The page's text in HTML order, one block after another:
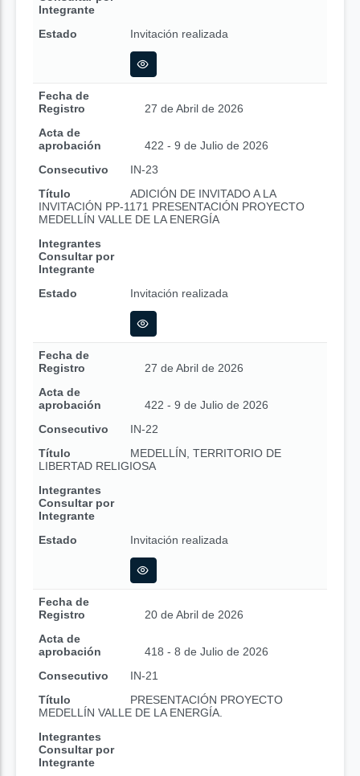
Integrante
Estado
Invitación realizada
Fecha de
Registro
27 de Abril de 2026
Acta de
aprobación
422 - 9 de Julio de 2026
Consecutivo
IN-23
Título
ADICIÓN DE INVITADO A LA
INVITACIÓN PP-1171 PRESENTACIÓN PROYECTO
MEDELLÍN VALLE DE LA ENERGÍA
Integrantes
Consultar por
Integrante
Estado
Invitación realizada
Fecha de
Registro
27 de Abril de 2026
Acta de
aprobación
422 - 9 de Julio de 2026
Consecutivo
IN-22
Título
MEDELLÍN, TERRITORIO DE
LIBERTAD RELIGIOSA
Integrantes
Consultar por
Integrante
Estado
Invitación realizada
Fecha de
Registro
20 de Abril de 2026
Acta de
aprobación
418 - 8 de Julio de 2026
Consecutivo
IN-21
Título
PRESENTACIÓN PROYECTO
MEDELLÍN VALLE DE LA ENERGÍA.
Integrantes
Consultar por
Integrante